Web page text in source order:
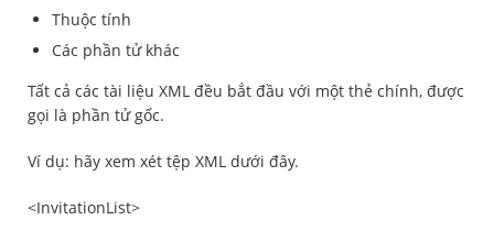
Thuộc tính
Các phần tử khác
Tất cả các tài liệu XML đều bắt đầu với một thẻ chính, được
gọi là phần tử gốc.
Ví dụ: hãy xem xét tệp XML dưới đây.
<InvitationList>